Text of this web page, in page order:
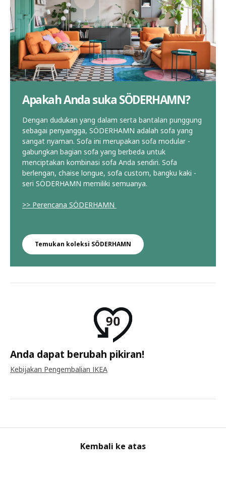
Apakah Anda suka SÖDERHAMN?
Dengan dudukan yang dalam serta bantalan punggung
sebagai penyangga, SÖDERHAMN adalah sofa yang
sangat nyaman. Sofa ini merupakan sofa modular -
gabungkan bagian sofa yang berbeda untuk
menciptakan kombinasi sofa Anda sendiri. Sofa
berlengan, chaise longue, sofa custom, bangku kaki -
seri SÖDERHAMN memiliki semuanya.
>> Perencana SÖDERHAMN
Temukan koleksi SÖDERHAMN
Anda dapat berubah pikiran!
Kebijakan Pengembalian IKEA
Kembali ke atas